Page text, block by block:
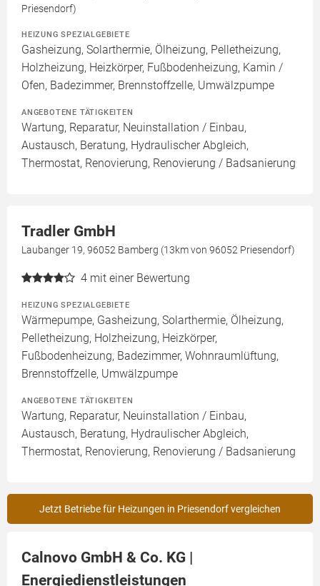
Priesendorf)
HEIZUNG SPEZIALGEBIETE
Gasheizung, Solarthermie, Ölheizung, Pelletheizung,
Holzheizung, Heizkörper, Fußbodenheizung, Kamin /
Ofen, Badezimmer, Brennstoffzelle, Umwälzpumpe
ANGEBOTENE TÄTIGKEITEN
Wartung, Reparatur, Neuinstallation / Einbau,
Austausch, Beratung, Hydraulischer Abgleich,
Thermostat, Renovierung, Renovierung / Badsanierung
Tradler GmbH
Laubanger 19, 96052 Bamberg (13km von 96052 Priesendorf)
4 mit einer Bewertung
HEIZUNG SPEZIALGEBIETE
Wärmepumpe, Gasheizung, Solarthermie, Ölheizung,
Pelletheizung, Holzheizung, Heizkörper,
Fußbodenheizung, Badezimmer, Wohnraumlüftung,
Brennstoffzelle, Umwälzpumpe
ANGEBOTENE TÄTIGKEITEN
Wartung, Reparatur, Neuinstallation / Einbau,
Austausch, Beratung, Hydraulischer Abgleich,
Thermostat, Renovierung, Renovierung / Badsanierung
Jetzt Betriebe für Heizungen in Priesendorf vergleichen
Calnovo GmbH & Co. KG |
Energiedienstleistungen